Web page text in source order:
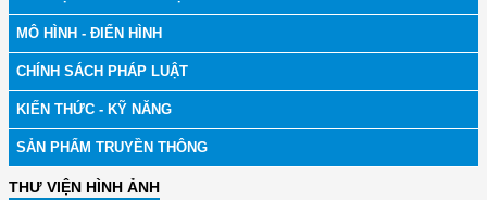
MÔ HÌNH - ĐIỂN HÌNH
CHÍNH SÁCH PHÁP LUẬT
KIẾN THỨC - KỸ NĂNG
SẢN PHẨM TRUYỀN THÔNG
THƯ VIỆN HÌNH ẢNH